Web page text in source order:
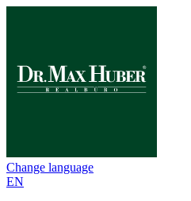
Change language
EN